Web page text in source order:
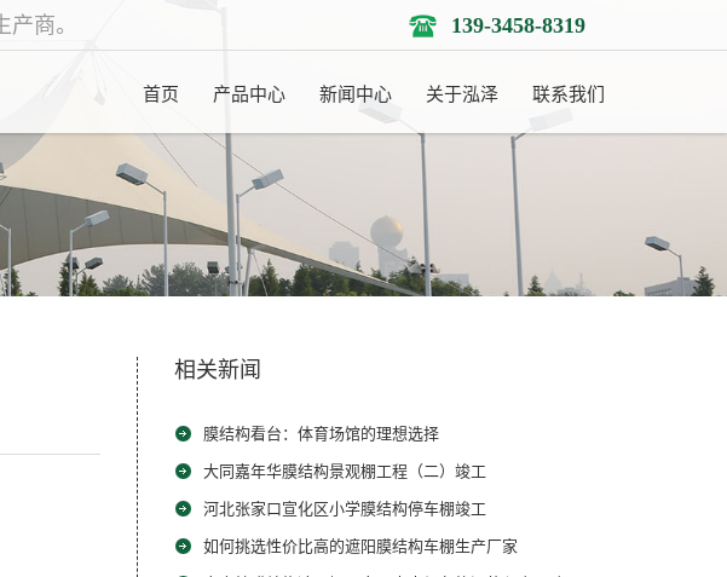
商。 139-3458-8319
首页 产品中心 新闻中心 关于泓泽 联系我们
相关新闻
膜结构看台：体育场馆的理想选择
大同嘉年华膜结构景观棚工程（二）竣工
河北张家口宣化区小学膜结构停车棚竣工
如何挑选性价比高的遮阳膜结构车棚生产厂家